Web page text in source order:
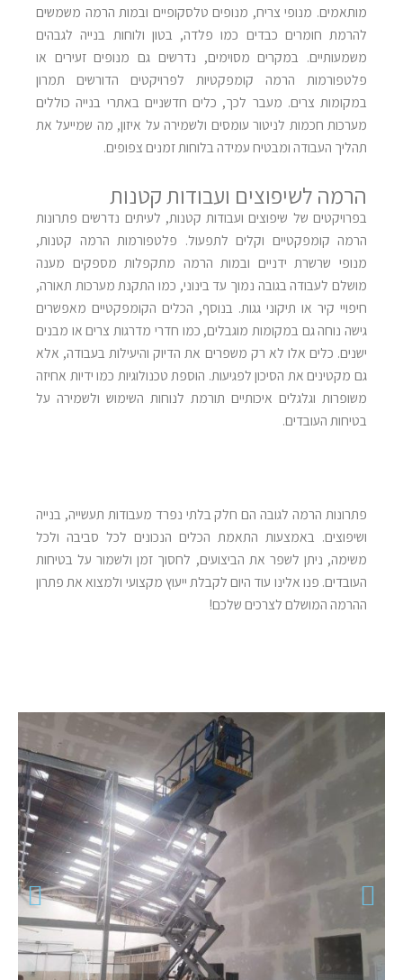
מותאמים. מנופי צריח, מנופים טלסקופיים ובמות הרמה משמשים
להרמת חומרים כבדים כמו פלדה, בטון ולוחות בנייה לגבהים
משמעותיים. במקרים מסוימים, נדרשים גם מנופים זעירים או
פלטפורמות הרמה קומפקטיות לפרויקטים הדורשים תמרון
במקומות צרים. מעבר לכך, כלים חדשניים באתרי בנייה כוללים
מערכות חכמות לניטור עומסים ולשמירה על איזון, מה שמייעל את
תהליך העבודה ומבטיח עמידה בלוחות זמנים צפופים.
הרמה לשיפוצים ועבודות קטנות
בפרויקטים של שיפוצים ועבודות קטנות, לעיתים נדרשים פתרונות
הרמה קומפקטיים וקלים לתפעול. פלטפורמות הרמה קטנות,
מנופי שרשרת ידניים ובמות הרמה מתקפלות מספקים מענה
מושלם לעבודה בגובה נמוך עד בינוני, כמו התקנת מערכות תאורה,
חיפויי קיר או תיקוני גגות. בנוסף, הכלים הקומפקטיים מאפשרים
גישה נוחה גם במקומות מוגבלים, כמו חדרי מדרגות צרים או מבנים
ישנים. כלים אלו לא רק משפרים את הדיוק והיעילות בעבודה, אלא
גם מקטינים את הסיכון לפגיעות. הוספת טכנולוגיות כמו ידיות אחיזה
משופרות וגלגלים איכותיים תורמת לנוחות השימוש ולשמירה על
בטיחות העובדים.
פתרונות הרמה לגובה הם חלק בלתי נפרד מעבודות תעשייה, בנייה
ושיפוצים. באמצעות התאמת הכלים הנכונים לכל סביבה ולכל
משימה, ניתן לשפר את הביצועים, לחסוך זמן ולשמור על בטיחות
העובדים. פנו אלינו עוד היום לקבלת ייעוץ מקצועי ולמצוא את פתרון
ההרמה המושלם לצרכים שלכם!